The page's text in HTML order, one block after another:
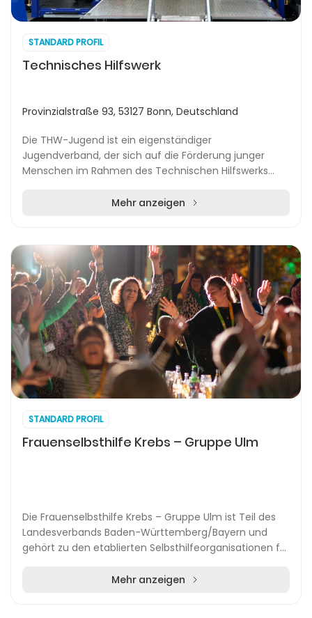
STANDARD PROFIL
Technisches Hilfswerk
Provinzialstraße 93, 53127 Bonn, Deutschland
Die THW-Jugend ist ein eigenständiger
Jugendverband, der sich auf die Förderung junger
Menschen im Rahmen des Technischen Hilfswerks
Mehr anzeigen
STANDARD PROFIL
Frauenselbsthilfe Krebs – Gruppe Ulm
Die Frauenselbsthilfe Krebs – Gruppe Ulm ist Teil des
Landesverbands Baden-Württemberg/Bayern und
gehört zu den etablierten Selbsthilfeorganisationen für
Mehr anzeigen